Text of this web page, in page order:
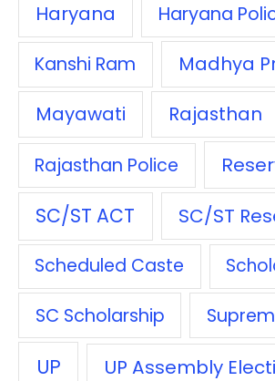
Haryana Haryana
Kanshi Ram
Madhya
Mayawati
Rajasthan
Rajasthan Police
SC/ST ACT SC/ST
Scheduled Caste
SC Scholarship
UP UP Assembly